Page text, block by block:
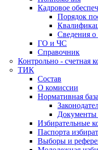
Кадровое
Порядок
Сведения о
ГО и ЧС
Справочник
Контрольно - счетная
ТИК
Состав
О комиссии
Нормативная база
Избирательные
Паспорта
Выборы и